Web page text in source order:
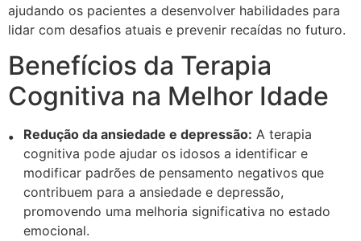
ajudando os pacientes a desenvolver habilidades para
lidar com desafios atuais e prevenir recaídas no futuro.
Benefícios da Terapia
Cognitiva na Melhor Idade
Redução da ansiedade e depressão: A terapia
cognitiva pode ajudar os idosos a identificar e
modificar padrões de pensamento negativos que
contribuem para a ansiedade e depressão,
promovendo uma melhoria significativa no estado
emocional.